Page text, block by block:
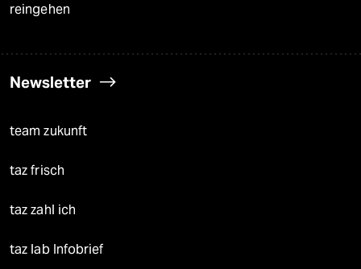
reingehen
Newsletter
team zukunft
taz frisch
taz zahl ich
taz lab Infobrief